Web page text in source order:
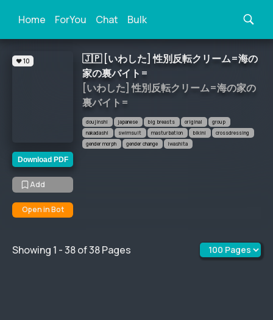
Home ForYou Chat Bulk
❤️ 10
Download PDF
Add
Open in Bot
🇯🇵 [いわした] 性別反転クリーム=海の
家の裏バイト=
[いわした] 性別反転クリーム=海の家の
裏バイト=
doujinshi japanese big breasts original
group
nakadashi
swimsuit masturbation bikini
crossdressing
gender morph
gender change iwashita
Showing 1 -38of38Pages